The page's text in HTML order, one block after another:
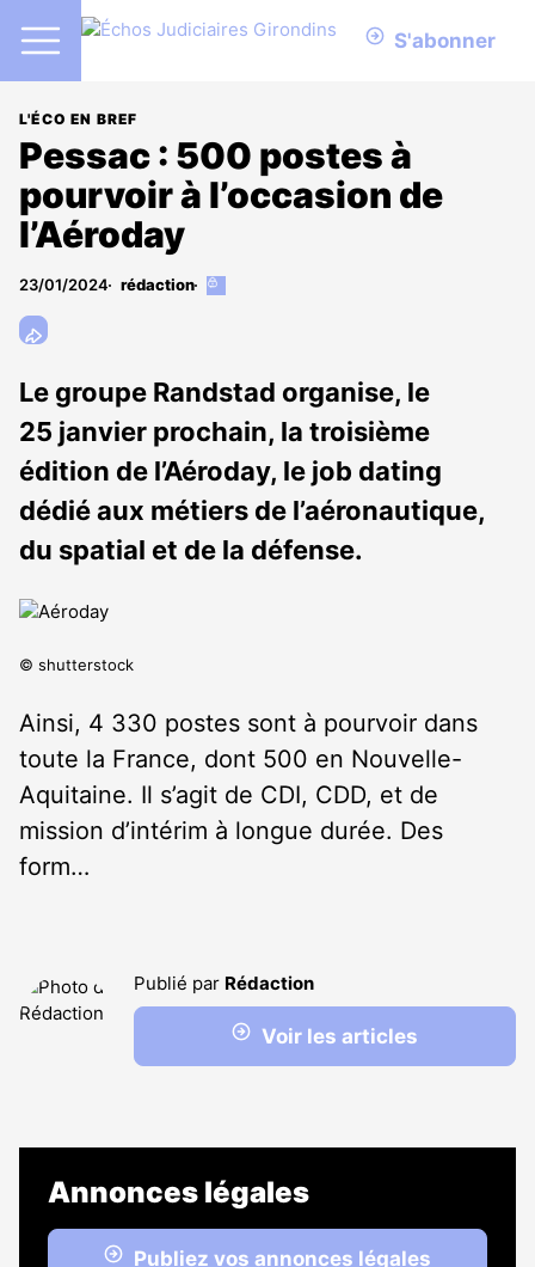
S'abonner
L'ÉCO EN BREF
Pessac : 500 postes à
pourvoir à l’occasion de
l’Aéroday
23/01/2024 rédaction
Cet
abonnés
Le groupe Randstad organise, le
25 janvier prochain, la troisième
édition de l’Aéroday, le job dating
dédié aux métiers de l’aéronautique,
du spatial et de la défense.
© shutterstock
Ainsi, 4 330 postes sont à pourvoir dans
toute la France, dont 500 en Nouvelle-
Aquitaine. Il s’agit de CDI, CDD, et de
mission d’intérim à longue durée. Des
form…
Publié par Rédaction
Voir les articles
Annonces légales
Publiez vos annonces légales